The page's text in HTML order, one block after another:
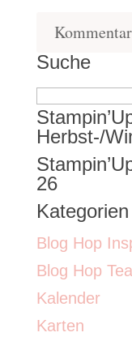
Suche
Suchen
nach:
Herbst-/
26
Kategorien
Blog Hop
Blog Hop
Kalender
Karten